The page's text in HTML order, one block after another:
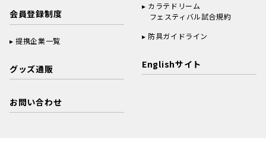
会員登録制度
提携企業一覧
グッズ通販
お問い合わせ
カラテドリーム
フェスティバル試合規約
防具ガイドライン
Englishサイト